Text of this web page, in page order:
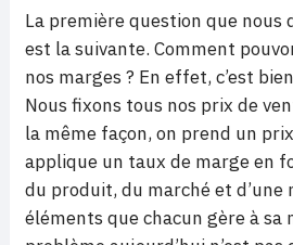
La première question que nous
est la suivante. Comment
nos marges ? En effet, c’est
Nous fixons tous nos prix de
la même façon, on prend un
applique un taux de marge en
du produit, du marché et d’une
éléments que chacun gère à sa